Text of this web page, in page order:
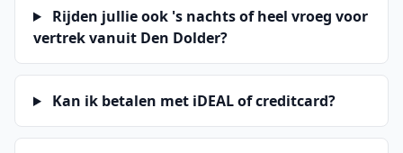
Rijden jullie ook 's nachts of heel vroeg voor
vertrek vanuit Den Dolder?
Kan ik betalen met iDEAL of creditcard?